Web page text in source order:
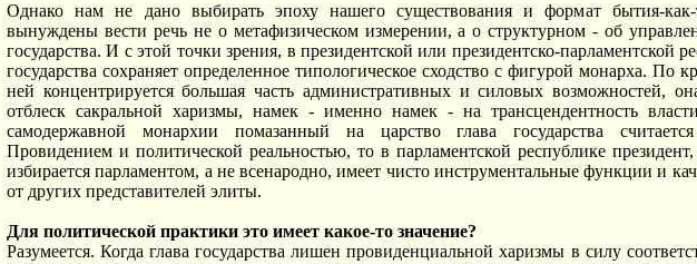
Однако нам не дано выбирать эпоху нашего существования и формат бытия-
вынуждены вести речь не о метафизическом измерении, а о структурном - об
государства. И с этой точки зрения, в президентской или президентско-парламентской
государства сохраняет определенное типологическое сходство с фигурой монарха. По
ней концентрируется большая часть административных и силовых возможностей,
отблеск сакральной харизмы, намек - именно намек - на трансцендентность
самодержавной монархии помазанный на царство глава государства
Провидением и политической реальностью, то в парламентской республике
избирается парламентом, а не всенародно, имеет чисто инструментальные функции и
от других представителей элиты.
Для политической практики это имеет какое-то значение?
Разумеется. Когда глава государства лишен провиденциальной харизмы в силу